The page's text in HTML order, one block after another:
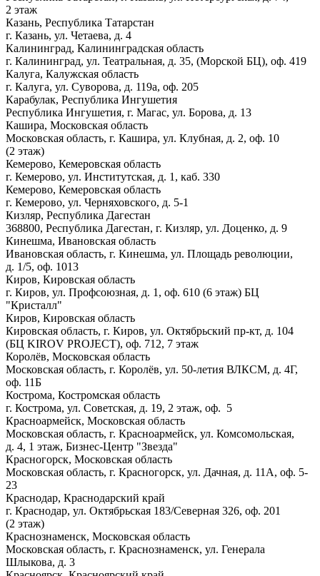
2 этаж
Казань, Республика Татарстан
г. Казань, ул. Четаева, д. 4
Калининград, Калининградская область
г. Калининград, ул. Театральная, д. 35, (Морской БЦ), оф. 419
Калуга, Калужская область
г. Калуга, ул. Суворова, д. 119а, оф. 205
Карабулак, Республика Ингушетия
Республика Ингушетия, г. Магас, ул. Борова, д. 13
Кашира, Московская область
Московская область, г. Кашира, ул. Клубная, д. 2, оф. 10
(2 этаж)
Кемерово, Кемеровская область
г. Кемерово, ул. Институтская, д. 1, каб. 330
Кемерово, Кемеровская область
г. Кемерово, ул. Черняховского, д. 5-1
Кизляр, Республика Дагестан
368800, Республика Дагестан, г. Кизляр, ул. Доценко, д. 9
Кинешма, Ивановская область
Ивановская область, г. Кинешма, ул. Площадь революции,
д. 1/5, оф. 1013
Киров, Кировская область
г. Киров, ул. Профсоюзная, д. 1, оф. 610 (6 этаж) БЦ
"Кристалл"
Киров, Кировская область
Кировская область, г. Киров, ул. Октябрьский пр-кт, д. 104
(БЦ KIROV PROJECT), оф. 712, 7 этаж
Королёв, Московская область
Московская область, г. Королёв, ул. 50-летия ВЛКСМ, д. 4Г,
оф. 11Б
Кострома, Костромская область
г. Кострома, ул. Советская, д. 19, 2 этаж, оф. 5
Красноармейск, Московская область
Московская область, г. Красноармейск, ул. Комсомольская,
д. 4, 1 этаж, Бизнес-Центр "Звезда"
Красногорск, Московская область
Московская область, г. Красногорск, ул. Дачная, д. 11А, оф. 5-
23
Краснодар, Краснодарский край
г. Краснодар, ул. Октябрьская 183/Северная 326, оф. 201
(2 этаж)
Краснознаменск, Московская область
Московская область, г. Краснознаменск, ул. Генерала
Шлыкова, д. 3